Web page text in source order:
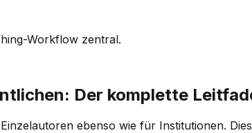
Workflow zentral.
Der komplette
ebenso wie für Institutionen.